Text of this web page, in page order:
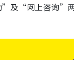
及“网上咨询”两